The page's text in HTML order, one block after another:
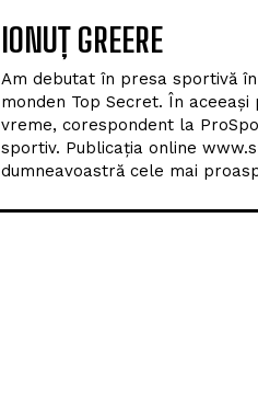
IONUȚ GREERE
Am debutat în presa sportivă
monden Top Secret. În
vreme, corespondent la
sportiv. Publicația online